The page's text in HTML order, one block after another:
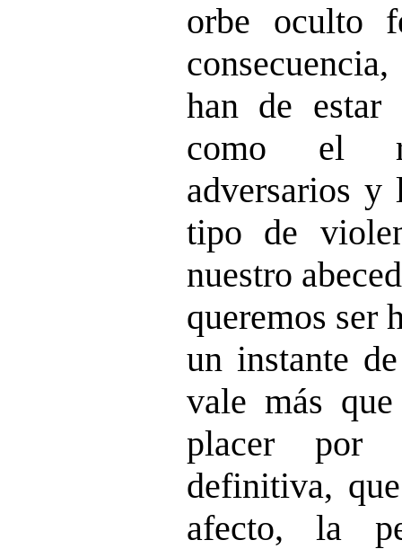
orbe oculto
han de estar
como el
adversarios y
tipo de
nuestro
queremos ser
un instante
vale más
placer por
definitiva,
afecto, la